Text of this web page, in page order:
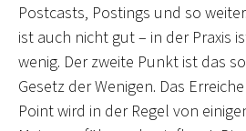
Postcasts, Postings und so
ist auch nicht gut – in der Praxis
wenig. Der zweite Punkt ist das
Gesetz der Wenigen. Das
Point wird in der Regel von